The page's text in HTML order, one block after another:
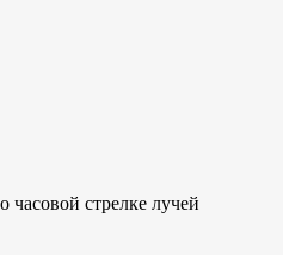
часовой стрелке лучей